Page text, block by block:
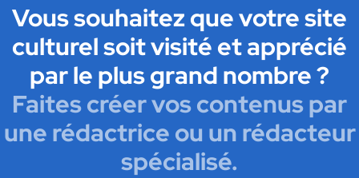
Vous souhaitez que votre site
culturel soit visité et apprécié
par le plus grand nombre ?
Faites créer vos contenus par
une rédactrice ou un rédacteur
spécialisé.